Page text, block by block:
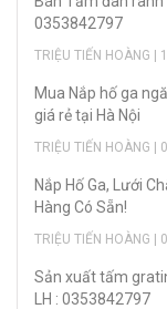
0353842797
TRIỆU TIẾN HOÀNG
Mua Nắp hố ga
giá rẻ tại Hà Nội
TRIỆU TIẾN HOÀNG
Nắp Hố Ga, Lưới
Hàng Có Sẵn!
TRIỆU TIẾN HOÀNG
Sản xuất tấm
LH : 0353842797